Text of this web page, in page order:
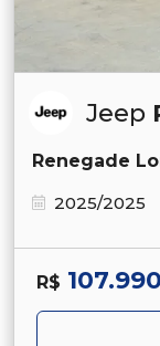
Jeep
Renegade
2025/2025
R$ 107.990